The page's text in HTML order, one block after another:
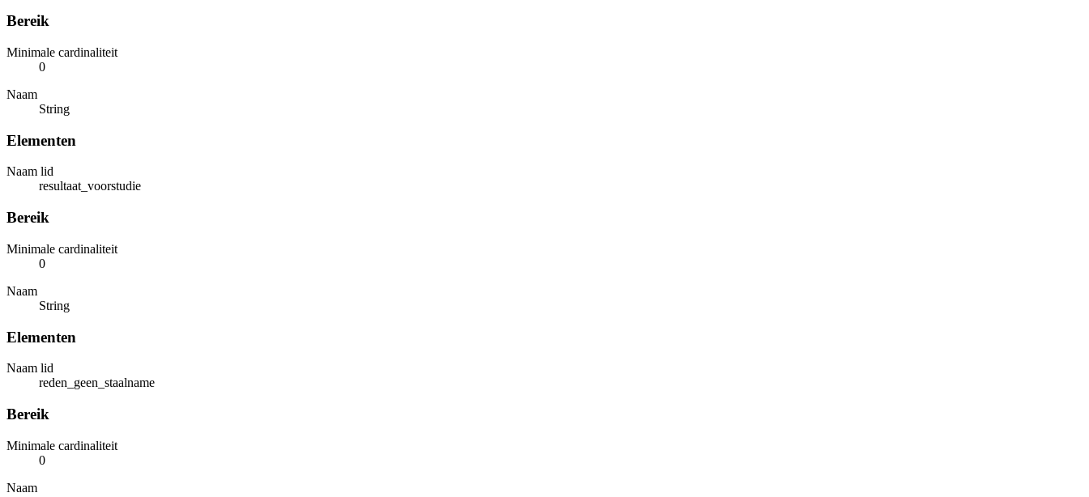
Bereik
Minimale cardinaliteit
0
Naam
String
Elementen
Naam lid
resultaat_voorstudie
Bereik
Minimale cardinaliteit
0
Naam
String
Elementen
Naam lid
reden_geen_staalname
Bereik
Minimale cardinaliteit
0
Naam